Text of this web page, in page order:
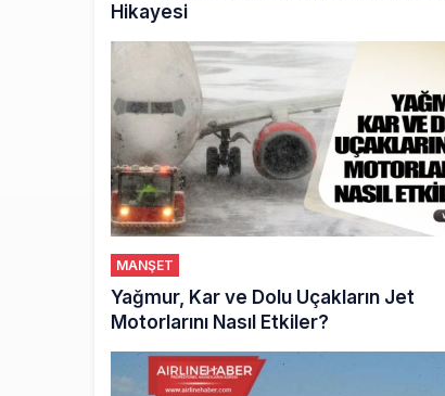
Hikayesi
MANŞET
Yağmur, Kar ve Dolu Uçakların Jet
Motorlarını Nasıl Etkiler?